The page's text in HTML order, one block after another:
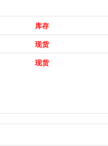
库存
现货
现货